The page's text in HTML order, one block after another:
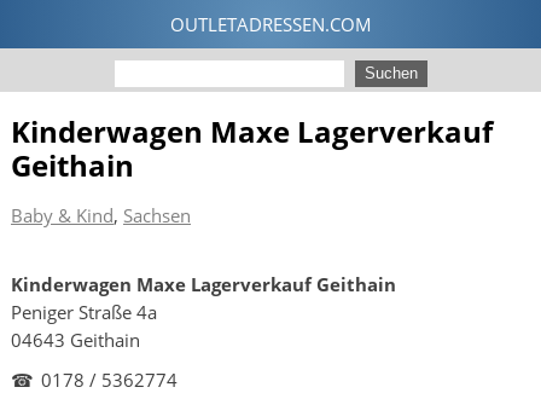
Kinderwagen Maxe Lagerverkauf
Geithain
Baby & Kind, Sachsen
Kinderwagen Maxe Lagerverkauf Geithain
Peniger Straße 4a
04643 Geithain
☎ 0178 / 5362774